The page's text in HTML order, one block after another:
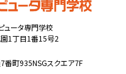
ータ専門学校
1丁目1番15号2
町935NSGスクエア7F